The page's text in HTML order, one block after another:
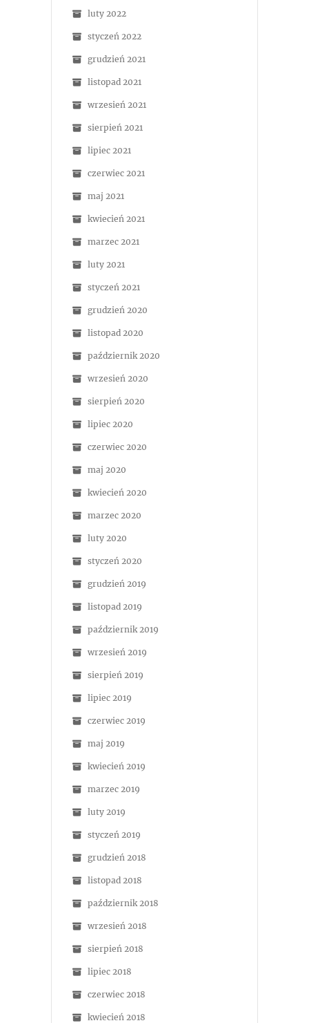
luty 2022
styczeń 2022
grudzień 2021
listopad 2021
wrzesień 2021
sierpień 2021
lipiec 2021
czerwiec 2021
maj 2021
kwiecień 2021
marzec 2021
luty 2021
styczeń 2021
grudzień 2020
listopad 2020
październik 2020
wrzesień 2020
sierpień 2020
lipiec 2020
czerwiec 2020
maj 2020
kwiecień 2020
marzec 2020
luty 2020
styczeń 2020
grudzień 2019
listopad 2019
październik 2019
wrzesień 2019
sierpień 2019
lipiec 2019
czerwiec 2019
maj 2019
kwiecień 2019
marzec 2019
luty 2019
styczeń 2019
grudzień 2018
listopad 2018
październik 2018
wrzesień 2018
sierpień 2018
lipiec 2018
czerwiec 2018
kwiecień 2018